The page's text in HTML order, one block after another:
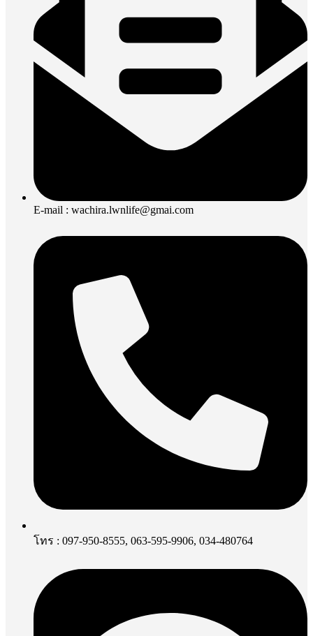
E-mail : wachira.lwnlife@gmai.com
โทร : 097-950-8555, 063-595-9906, 034-480764